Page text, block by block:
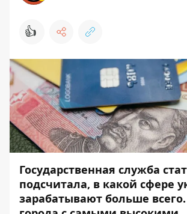
👍
Государственная служба
подсчитала, в какой сфере
зарабатывают больше